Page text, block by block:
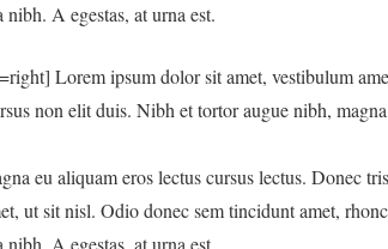
A egestas, at urna est.
Lorem ipsum dolor sit amet, vestibulum
non elit duis. Nibh et tortor augue nibh,
eu aliquam eros lectus cursus lectus. Donec
ut sit nisl. Odio donec sem tincidunt amet,
A egestas, at urna est.